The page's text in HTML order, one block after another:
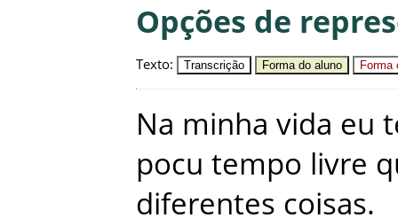
Opções de
Texto: Transcrição Forma do aluno Forma
Na minha vida eu
pocu tempo livre
diferentes coisas.